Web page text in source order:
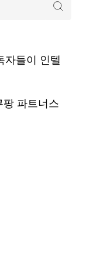
자들이 인텔
파트너스